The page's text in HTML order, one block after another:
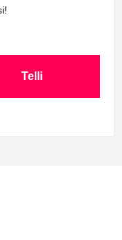
Telli